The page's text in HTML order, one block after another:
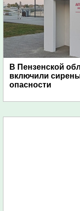
В Пензенской
включили
опасности